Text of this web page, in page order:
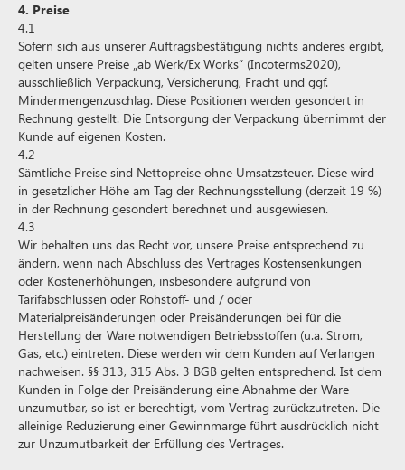
4. Preise
4.1
Sofern sich aus unserer Auftragsbestätigung nichts anderes ergibt,
gelten unsere Preise „ab Werk/Ex Works“ (Incoterms2020),
ausschließlich Verpackung, Versicherung, Fracht und ggf.
Mindermengenzuschlag. Diese Positionen werden gesondert in
Rechnung gestellt. Die Entsorgung der Verpackung übernimmt der
Kunde auf eigenen Kosten.
4.2
Sämtliche Preise sind Nettopreise ohne Umsatzsteuer. Diese wird
in gesetzlicher Höhe am Tag der Rechnungsstellung (derzeit 19 %)
in der Rechnung gesondert berechnet und ausgewiesen.
4.3
Wir behalten uns das Recht vor, unsere Preise entsprechend zu
ändern, wenn nach Abschluss des Vertrages Kostensenkungen
oder Kostenerhöhungen, insbesondere aufgrund von
Tarifabschlüssen oder Rohstoff- und / oder
Materialpreisänderungen oder Preisänderungen bei für die
Herstellung der Ware notwendigen Betriebsstoffen (u.a. Strom,
Gas, etc.) eintreten. Diese werden wir dem Kunden auf Verlangen
nachweisen. §§ 313, 315 Abs. 3 BGB gelten entsprechend. Ist dem
Kunden in Folge der Preisänderung eine Abnahme der Ware
unzumutbar, so ist er berechtigt, vom Vertrag zurückzutreten. Die
alleinige Reduzierung einer Gewinnmarge führt ausdrücklich nicht
zur Unzumutbarkeit der Erfüllung des Vertrages.